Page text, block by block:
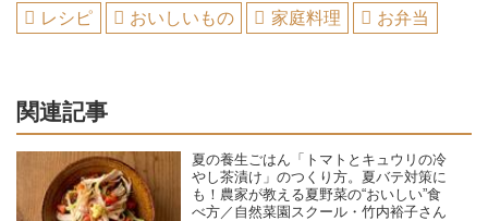
レシピ おいしいもの 家庭料理 お弁当
関連記事
夏の養生ごはん「トマトとキュウリの冷
やし茶漬け」のつくり方。夏バテ対策に
も！農家が教える夏野菜の“おいしい”食
べ方／自然菜園スクール・竹内裕子さん